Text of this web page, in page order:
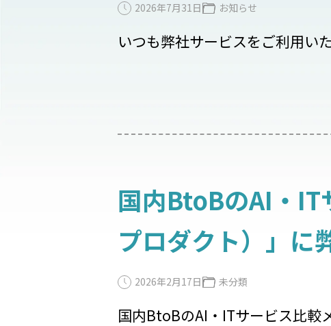
2026年7月31日 お知らせ
いつも弊社サービスをご利用い
国内BtoBのAI・
プロダクト）」に
2026年2月17日 未分類
国内BtoBのAI・ITサービス比較